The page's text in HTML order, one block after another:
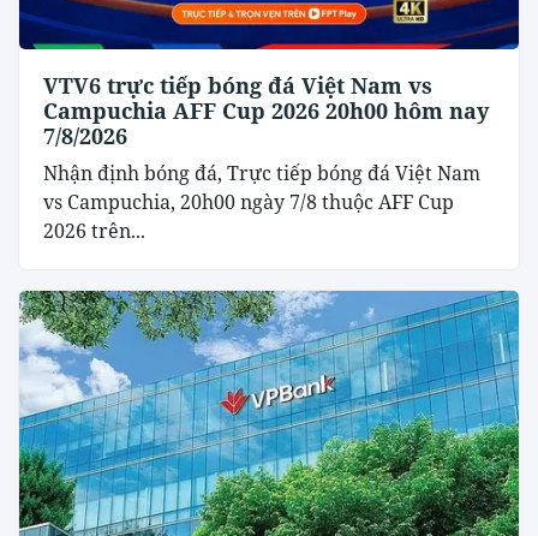
VTV6 trực tiếp bóng đá Việt Nam vs
Campuchia AFF Cup 2026 20h00 hôm nay
7/8/2026
Nhận định bóng đá, Trực tiếp bóng đá Việt Nam
vs Campuchia, 20h00 ngày 7/8 thuộc AFF Cup
2026 trên...